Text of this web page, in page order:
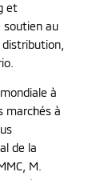
et
soutien au
distribution,
à
marchés à
de la
M.